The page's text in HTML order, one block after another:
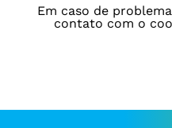
Em caso de
contato com o